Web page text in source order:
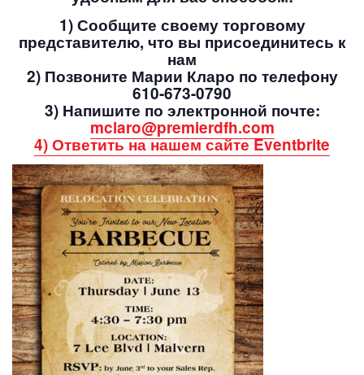
1) Сообщите своему торговому
представителю, что вы присоединитесь к
нам
2) Позвоните Марии Кларо по телефону
610-673-0790
3) Напишите по электронной почте:
mclaro@premierdfh.com
4) Ответить на нашем сайте Eventbrite